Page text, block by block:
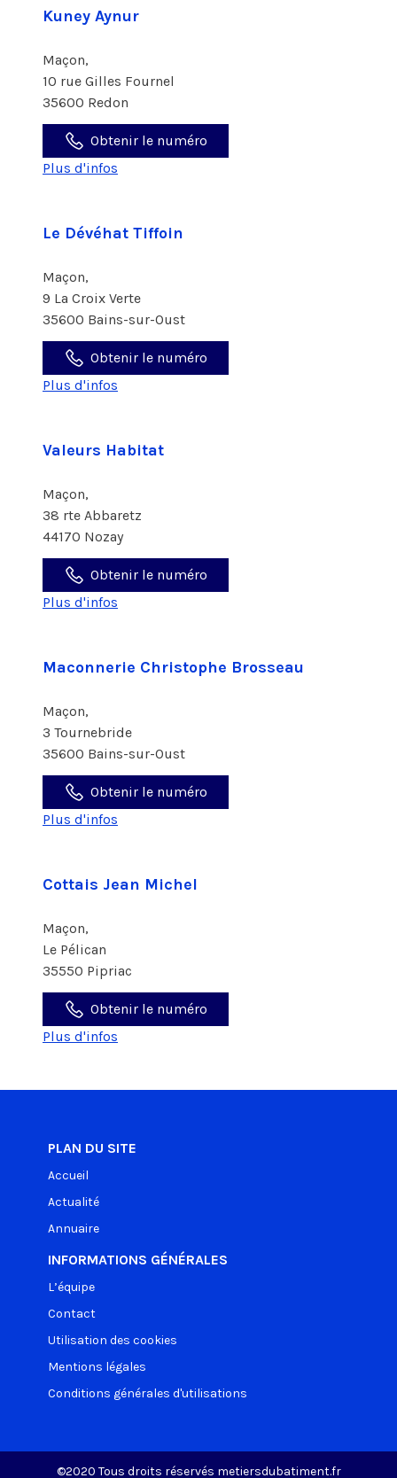
Kuney Aynur
Maçon,
10 rue Gilles Fournel
35600 Redon
Obtenir le numéro
Plus d'infos
Le Dévéhat Tiffoin
Maçon,
9 La Croix Verte
35600 Bains-sur-Oust
Obtenir le numéro
Plus d'infos
Valeurs Habitat
Maçon,
38 rte Abbaretz
44170 Nozay
Obtenir le numéro
Plus d'infos
Maconnerie Christophe Brosseau
Maçon,
3 Tournebride
35600 Bains-sur-Oust
Obtenir le numéro
Plus d'infos
Cottais Jean Michel
Maçon,
Le Pélican
35550 Pipriac
Obtenir le numéro
Plus d'infos
PLAN DU SITE
Accueil
Actualité
Annuaire
INFORMATIONS GÉNÉRALES
L’équipe
Contact
Utilisation des cookies
Mentions légales
Conditions générales d'utilisations
©2020 Tous droits réservés metiersdubatiment.fr